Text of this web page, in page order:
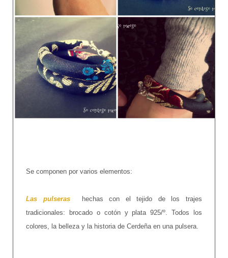
Se componen por varios elementos:
Las pulseras
hechas con el tejido de los trajes
tradicionales: brocado o cotón y plata 925/º. Todos los
colores, la belleza y la historia de Cerdeña en una pulsera.